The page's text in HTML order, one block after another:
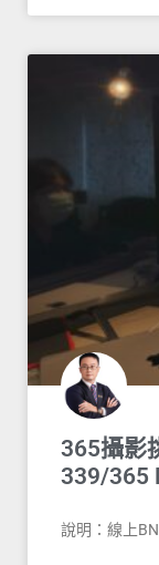
365攝影
339/365
說明：線上